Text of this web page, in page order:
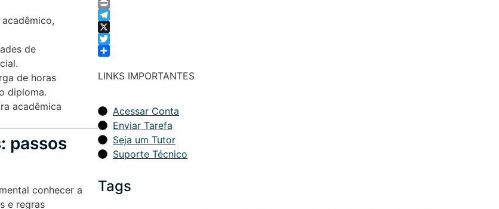
de
de horas
diploma.
acadêmica
passos
conhecer a
e regras
Outlook.com
Print
Telegram
X
Twitter
LINKS IMPORTANTES
Acessar Conta
Enviar Tarefa
Seja um Tutor
Suporte Técnico
Tags